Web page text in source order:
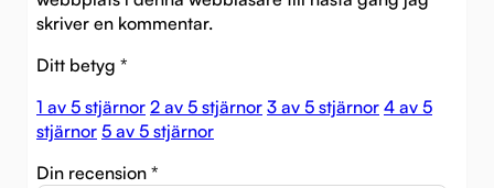
skriver en kommentar.
Ditt betyg *
1 av 5 stjärnor 2 av 5 stjärnor 3 av 5 stjärnor 4 av 5
stjärnor 5 av 5 stjärnor
Din recension *